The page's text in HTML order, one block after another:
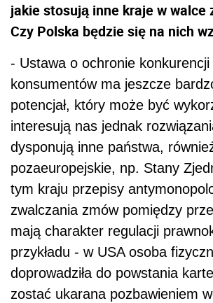
jakie stosują inne kraje w walce
Czy Polska będzie się na nich
- Ustawa o ochronie konkurencji
konsumentów ma jeszcze
potencjał, który może być
interesują nas jednak
dysponują inne państwa,
pozaeuropejskie, np. Stany
tym kraju przepisy
zwalczania zmów pomiędzy
mają charakter regulacji
przykładu - w USA osoba
doprowadziła do powstania
zostać ukarana pozbawieniem